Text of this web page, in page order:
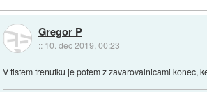
Gregor P
:: 10. dec 2019, 00:23
V tistem trenutku je potem z zavarovalnicami konec,